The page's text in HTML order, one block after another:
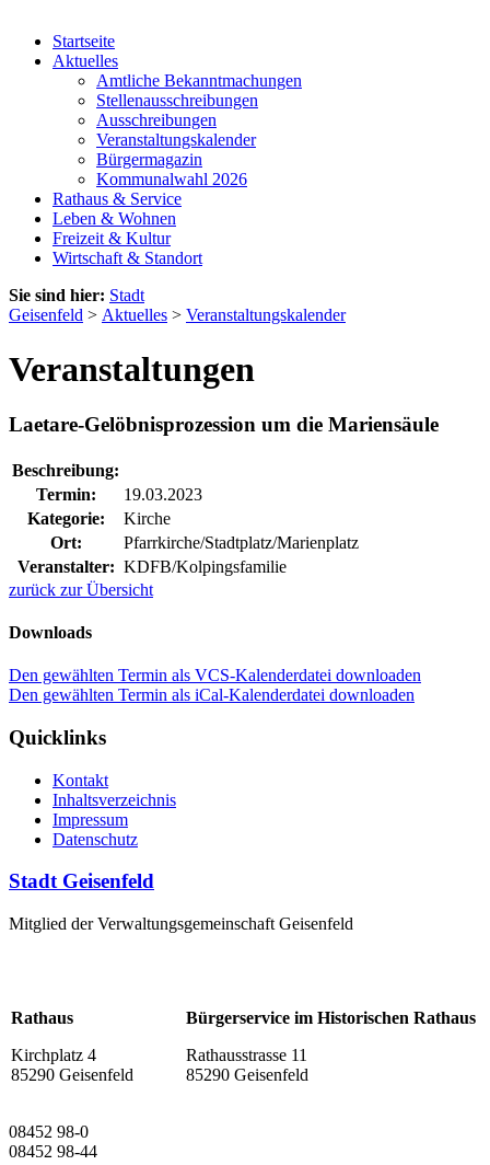
Startseite
Aktuelles
Amtliche Bekanntmachungen
Stellenausschreibungen
Ausschreibungen
Veranstaltungskalender
Bürgermagazin
Kommunalwahl 2026
Rathaus & Service
Leben & Wohnen
Freizeit & Kultur
Wirtschaft & Standort
Sie sind hier: Stadt
Geisenfeld > Aktuelles > Veranstaltungskalender
Veranstaltungen
Laetare-Gelöbnisprozession um die Mariensäule
Beschreibung:
Termin:
19.03.2023
Kategorie:
Kirche
Ort:
Pfarrkirche/Stadtplatz/Marienplatz
Veranstalter: KDFB/Kolpingsfamilie
zurück zur Übersicht
Downloads
Den gewählten Termin als VCS-Kalenderdatei downloaden
Den gewählten Termin als iCal-Kalenderdatei downloaden
Quicklinks
Kontakt
Inhaltsverzeichnis
Impressum
Datenschutz
Stadt Geisenfeld
Mitglied der Verwaltungsgemeinschaft Geisenfeld
Rathaus
Kirchplatz 4
85290 Geisenfeld
Bürgerservice im Historischen Rathaus
Rathausstrasse 11
85290 Geisenfeld
08452 98-0
08452 98-44